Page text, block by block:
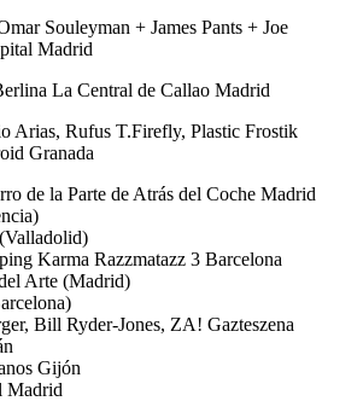
Souleyman + James Pants + Joe
Madrid
La Central de Callao Madrid
Arias, Rufus T.Firefly, Plastic Frostik
Granada
de la Parte de Atrás del Coche Madrid
Karma Razzmatazz 3 Barcelona
Arte (Madrid)
Bill Ryder-Jones, ZA! Gazteszena
Gijón
Madrid